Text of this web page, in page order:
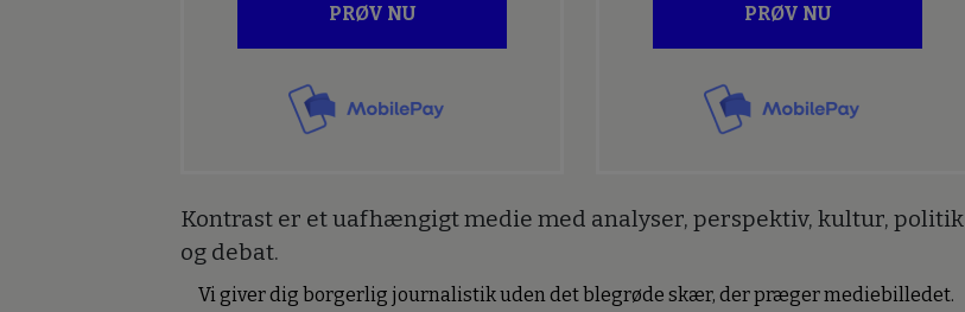
PRØV NU PRØV NU
Kontrast er et uafhængigt medie med analyser, perspektiv, kultur, politik
og debat.
Vi giver dig borgerlig journalistik uden det blegrøde skær, der præger mediebilledet.